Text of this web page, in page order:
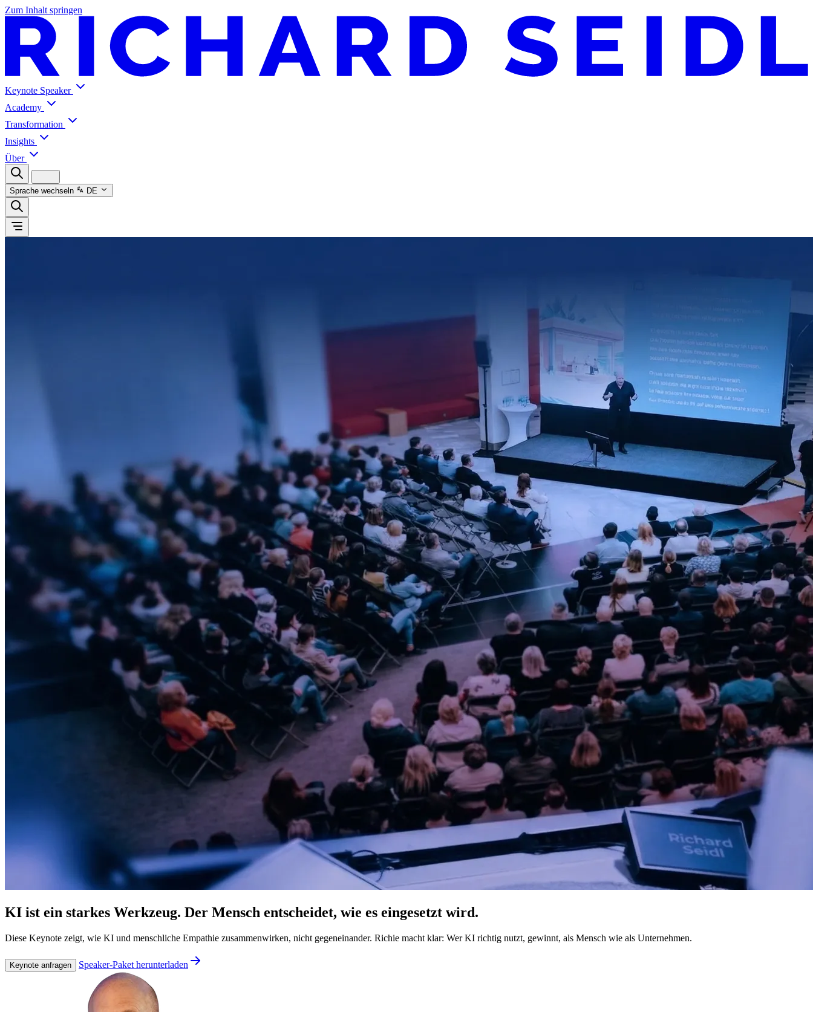
Zum Inhalt springen
Keynote Speaker
Academy
Transformation
Insights
Über
Sprache wechseln DE
KI ist ein starkes Werkzeug. Der Mensch entscheidet, wie es eingesetzt wird.
Diese Keynote zeigt, wie KI und menschliche Empathie zusammenwirken, nicht gegeneinander. Richie macht klar: Wer KI richtig nutzt, gewinnt, als Mensch wie als Unternehmen.
Keynote anfragen Speaker-Paket herunterladen